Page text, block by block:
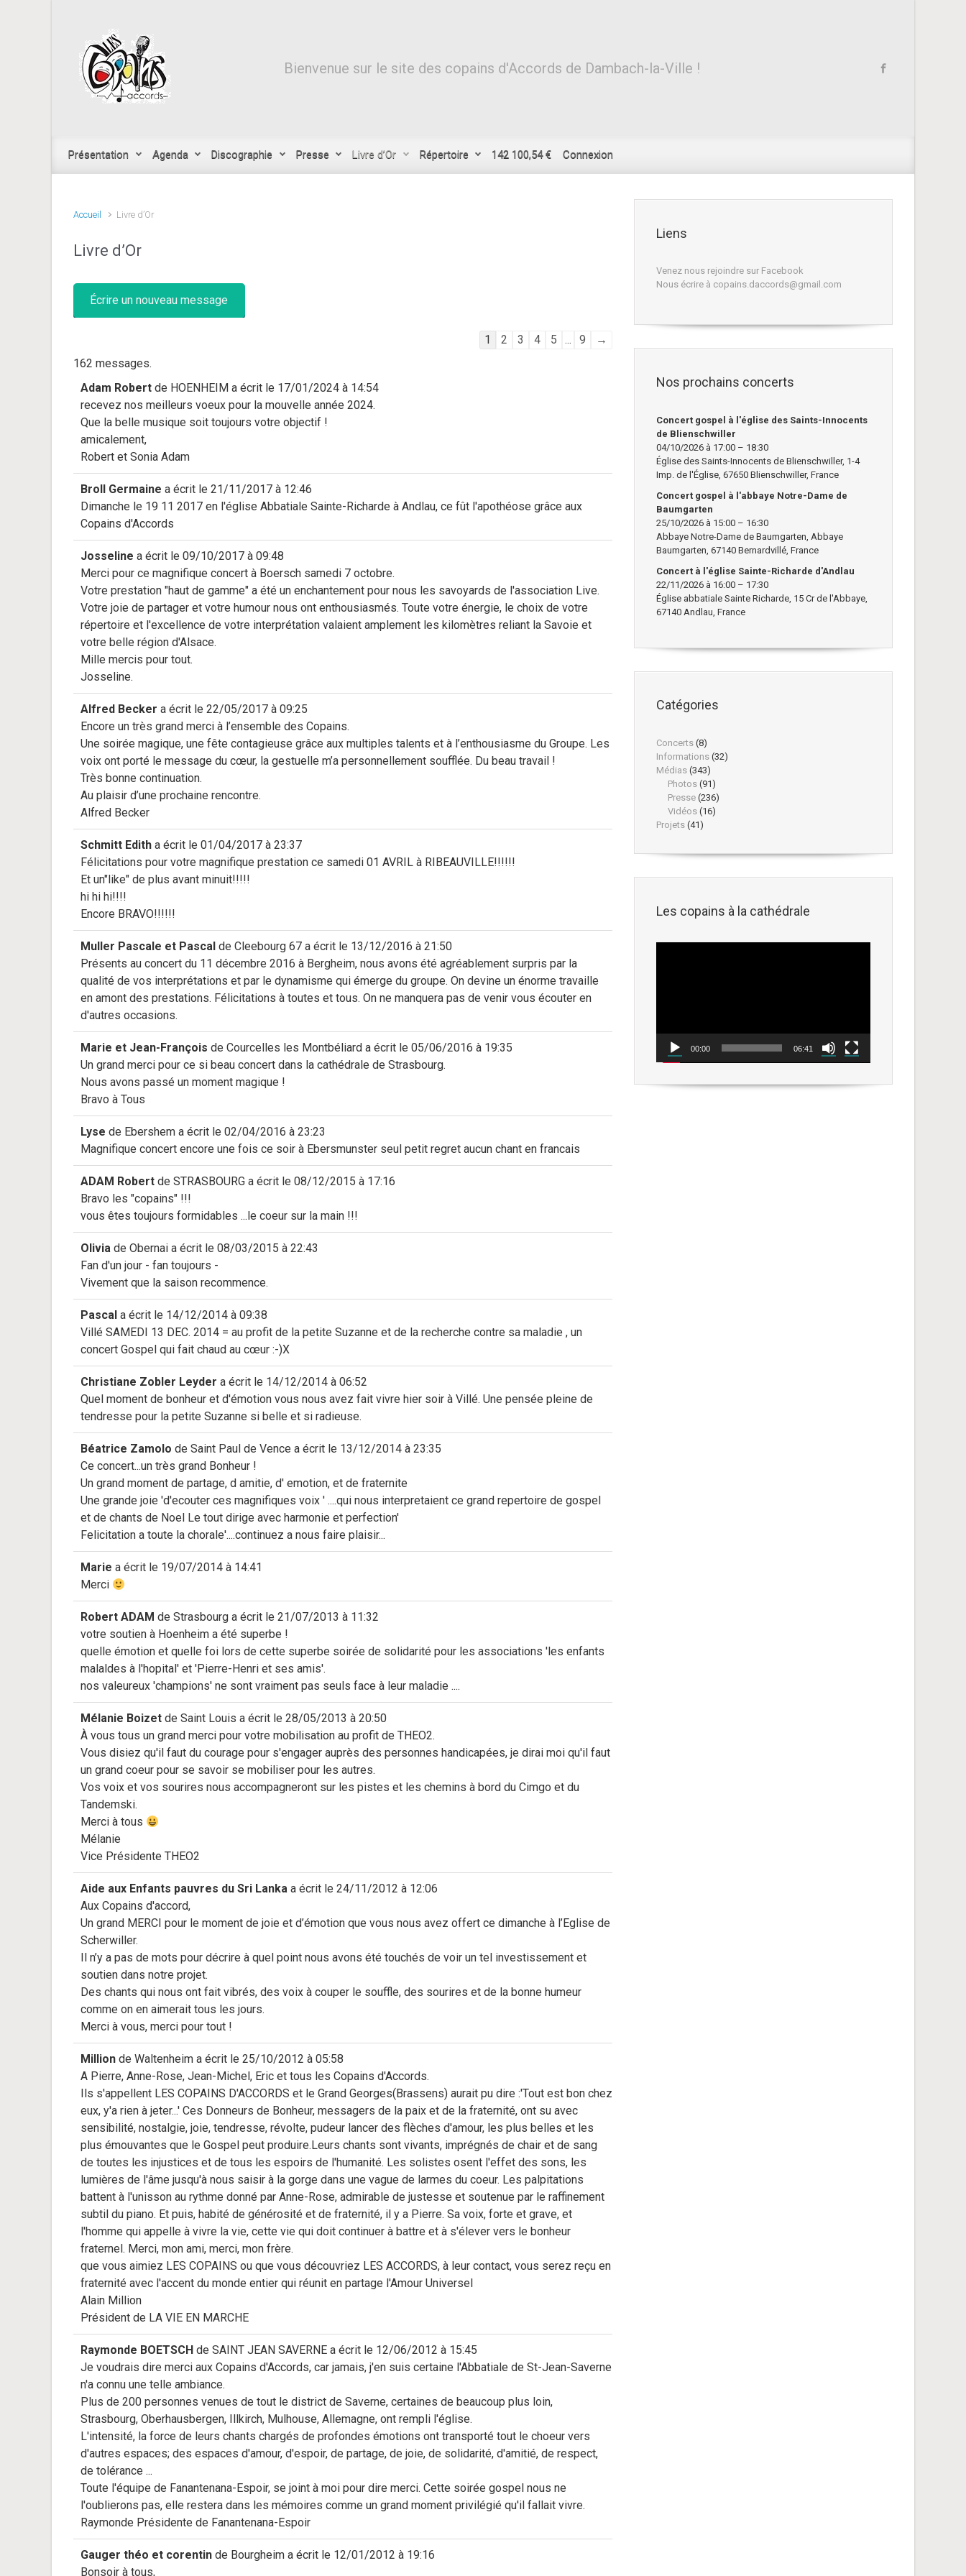
Bienvenue sur le site des copains d'Accords de Dambach-la-Ville !
Présentation Agenda Discographie Presse Livre d’Or Répertoire 142 100,54 € Connexion
Accueil Livre d’Or
Livre d’Or
Navigation
1 2 3 4 5 ... 9
→
162 messages.
Adam Robert de HOENHEIM a écrit le 17/01/2024 à 14:54
recevez nos meilleurs voeux pour la mouvelle année 2024.
Que la belle musique soit toujours votre objectif !
amicalement,
Robert et Sonia Adam
Broll Germaine a écrit le 21/11/2017 à 12:46
Dimanche le 19 11 2017 en l'église Abbatiale Sainte-Richarde à Andlau, ce fût l'apothéose grâce aux
Copains d'Accords
Josseline a écrit le 09/10/2017 à 09:48
Merci pour ce magnifique concert à Boersch samedi 7 octobre.
Votre prestation "haut de gamme" a été un enchantement pour nous les savoyards de l'association Live.
Votre joie de partager et votre humour nous ont enthousiasmés. Toute votre énergie, le choix de votre
répertoire et l'excellence de votre interprétation valaient amplement les kilomètres reliant la Savoie et
votre belle région d'Alsace.
Mille mercis pour tout.
Josseline.
Alfred Becker a écrit le 22/05/2017 à 09:25
Encore un très grand merci à l’ensemble des Copains.
Une soirée magique, une fête contagieuse grâce aux multiples talents et à l’enthousiasme du Groupe. Les
voix ont porté le message du cœur, la gestuelle m’a personnellement soufflée. Du beau travail !
Très bonne continuation.
Au plaisir d’une prochaine rencontre.
Alfred Becker
Schmitt Edith a écrit le 01/04/2017 à 23:37
Félicitations pour votre magnifique prestation ce samedi 01 AVRIL à RIBEAUVILLE!!!!!!
Et un"like" de plus avant minuit!!!!!
hi hi hi!!!!
Encore BRAVO!!!!!!
Muller Pascale et Pascal de Cleebourg 67 a écrit le 13/12/2016 à 21:50
Présents au concert du 11 décembre 2016 à Bergheim, nous avons été agréablement surpris par la
qualité de vos interprétations et par le dynamisme qui émerge du groupe. On devine un énorme travaille
en amont des prestations. Félicitations à toutes et tous. On ne manquera pas de venir vous écouter en
d'autres occasions.
Marie et Jean-François de Courcelles les Montbéliard a écrit le 05/06/2016 à 19:35
Un grand merci pour ce si beau concert dans la cathédrale de Strasbourg.
Nous avons passé un moment magique !
Bravo à Tous
Lyse de Ebershem a écrit le 02/04/2016 à 23:23
Magnifique concert encore une fois ce soir à Ebersmunster seul petit regret aucun chant en francais
ADAM Robert de STRASBOURG a écrit le 08/12/2015 à 17:16
Bravo les "copains" !!!
vous êtes toujours formidables ...le coeur sur la main !!!
Olivia de Obernai a écrit le 08/03/2015 à 22:43
Fan d'un jour - fan toujours -
Vivement que la saison recommence.
Pascal a écrit le 14/12/2014 à 09:38
Villé SAMEDI 13 DEC. 2014 = au profit de la petite Suzanne et de la recherche contre sa maladie , un
concert Gospel qui fait chaud au cœur :-)X
Christiane Zobler Leyder a écrit le 14/12/2014 à 06:52
Quel moment de bonheur et d'émotion vous nous avez fait vivre hier soir à Villé. Une pensée pleine de
tendresse pour la petite Suzanne si belle et si radieuse.
Béatrice Zamolo de Saint Paul de Vence a écrit le 13/12/2014 à 23:35
Ce concert...un très grand Bonheur !
Un grand moment de partage, d amitie, d' emotion, et de fraternite
Une grande joie 'd'ecouter ces magnifiques voix ' ....qui nous interpretaient ce grand repertoire de gospel
et de chants de Noel Le tout dirige avec harmonie et perfection'
Felicitation a toute la chorale'....continuez a nous faire plaisir...
Marie a écrit le 19/07/2014 à 14:41
Merci
Robert ADAM de Strasbourg a écrit le 21/07/2013 à 11:32
votre soutien à Hoenheim a été superbe !
quelle émotion et quelle foi lors de cette superbe soirée de solidarité pour les associations 'les enfants
malaldes à l'hopital' et 'Pierre-Henri et ses amis'.
nos valeureux 'champions' ne sont vraiment pas seuls face à leur maladie ....
Mélanie Boizet de Saint Louis a écrit le 28/05/2013 à 20:50
À vous tous un grand merci pour votre mobilisation au profit de THEO2.
Vous disiez qu'il faut du courage pour s'engager auprès des personnes handicapées, je dirai moi qu'il faut
un grand coeur pour se savoir se mobiliser pour les autres.
Vos voix et vos sourires nous accompagneront sur les pistes et les chemins à bord du Cimgo et du
Tandemski.
Merci à tous
Mélanie
Vice Présidente THEO2
Aide aux Enfants pauvres du Sri Lanka a écrit le 24/11/2012 à 12:06
Aux Copains d'accord,
Un grand MERCI pour le moment de joie et d’émotion que vous nous avez offert ce dimanche à l’Eglise de
Scherwiller.
Il n’y a pas de mots pour décrire à quel point nous avons été touchés de voir un tel investissement et
soutien dans notre projet.
Des chants qui nous ont fait vibrés, des voix à couper le souffle, des sourires et de la bonne humeur
comme on en aimerait tous les jours.
Merci à vous, merci pour tout !
Million de Waltenheim a écrit le 25/10/2012 à 05:58
A Pierre, Anne-Rose, Jean-Michel, Eric et tous les Copains d'Accords.
Ils s'appellent LES COPAINS D'ACCORDS et le Grand Georges(Brassens) aurait pu dire :'Tout est bon chez
eux, y'a rien à jeter...' Ces Donneurs de Bonheur, messagers de la paix et de la fraternité, ont su avec
sensibilité, nostalgie, joie, tendresse, révolte, pudeur lancer des flèches d'amour, les plus belles et les
plus émouvantes que le Gospel peut produire.Leurs chants sont vivants, imprégnés de chair et de sang
de toutes les injustices et de tous les espoirs de l'humanité. Les solistes osent l'effet des sons, les
lumières de l'âme jusqu'à nous saisir à la gorge dans une vague de larmes du coeur. Les palpitations
battent à l'unisson au rythme donné par Anne-Rose, admirable de justesse et soutenue par le raffinement
subtil du piano. Et puis, habité de générosité et de fraternité, il y a Pierre. Sa voix, forte et grave, et
l'homme qui appelle à vivre la vie, cette vie qui doit continuer à battre et à s'élever vers le bonheur
fraternel. Merci, mon ami, merci, mon frère.
que vous aimiez LES COPAINS ou que vous découvriez LES ACCORDS, à leur contact, vous serez reçu en
fraternité avec l'accent du monde entier qui réunit en partage l'Amour Universel
Alain Million
Président de LA VIE EN MARCHE
Raymonde BOETSCH de SAINT JEAN SAVERNE a écrit le 12/06/2012 à 15:45
Je voudrais dire merci aux Copains d'Accords, car jamais, j'en suis certaine l'Abbatiale de St-Jean-Saverne
n'a connu une telle ambiance.
Plus de 200 personnes venues de tout le district de Saverne, certaines de beaucoup plus loin,
Strasbourg, Oberhausbergen, Illkirch, Mulhouse, Allemagne, ont rempli l'église.
L'intensité, la force de leurs chants chargés de profondes émotions ont transporté tout le choeur vers
d'autres espaces; des espaces d'amour, d'espoir, de partage, de joie, de solidarité, d'amitié, de respect,
de tolérance ...
Toute l'équipe de Fanantenana-Espoir, se joint à moi pour dire merci. Cette soirée gospel nous ne
l'oublierons pas, elle restera dans les mémoires comme un grand moment privilégié qu'il fallait vivre.
Raymonde Présidente de Fanantenana-Espoir
Gauger théo et corentin de Bourgheim a écrit le 12/01/2012 à 19:16
Bonsoir à tous,
Liens
Venez nous rejoindre sur Facebook
Nous écrire à copains.daccords@gmail.com
Nos prochains concerts
Concert gospel à l'église des Saints-Innocents
de Blienschwiller
04/10/2026 à 17:00 – 18:30
Église des Saints-Innocents de Blienschwiller, 1-4
Imp. de l'Église, 67650 Blienschwiller, France
Concert gospel à l'abbaye Notre-Dame de
Baumgarten
25/10/2026 à 15:00 – 16:30
Abbaye Notre-Dame de Baumgarten, Abbaye
Baumgarten, 67140 Bernardvillé, France
Concert à l'église Sainte-Richarde d'Andlau
22/11/2026 à 16:00 – 17:30
Église abbatiale Sainte Richarde, 15 Cr de l'Abbaye,
67140 Andlau, France
Catégories
Concerts (8)
Informations (32)
Médias (343)
Photos (91)
Presse (236)
Vidéos (16)
Projets (41)
Les copains à la cathédrale
00:00 06:41